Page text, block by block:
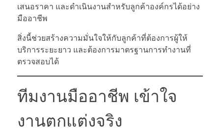
เสนอราคา และดำเนินงานสำหรับลูกค้าองค์กรได้อย่าง
มืออาชีพ
สิ่งนี้ช่วยสร้างความมั่นใจให้กับลูกค้าที่ต้องการผู้ให้
บริการระยะยาว และต้องการมาตรฐานการทำงานที่
ตรวจสอบได้
ทีมงานมืออาชีพ เข้าใจ
งานตกแต่งจริง